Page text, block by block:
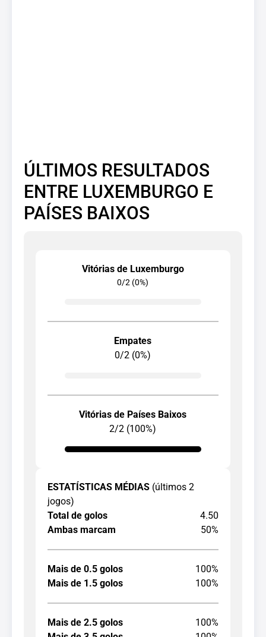
ÚLTIMOS RESULTADOS
ENTRE LUXEMBURGO E
PAÍSES BAIXOS
Vitórias de Luxemburgo
0/2 (0%)
Empates
0/2 (0%)
Vitórias de Países Baixos
2/2 (100%)
ESTATÍSTICAS MÉDIAS (últimos 2
jogos)
Total de golos
4.50
Ambas marcam
50%
Mais de 0.5 golos
100%
Mais de 1.5 golos
100%
Mais de 2.5 golos
100%